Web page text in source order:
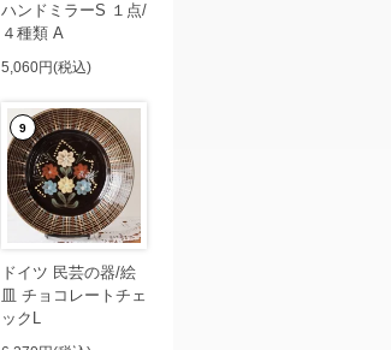
ハンドミラーS １点/
４種類 A
5,060円(税込)
9
ドイツ 民芸の器/絵
皿 チョコレートチェ
ックL